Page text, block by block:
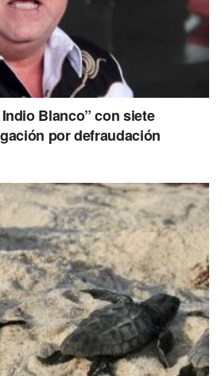
Blanco” con siete
por defraudación